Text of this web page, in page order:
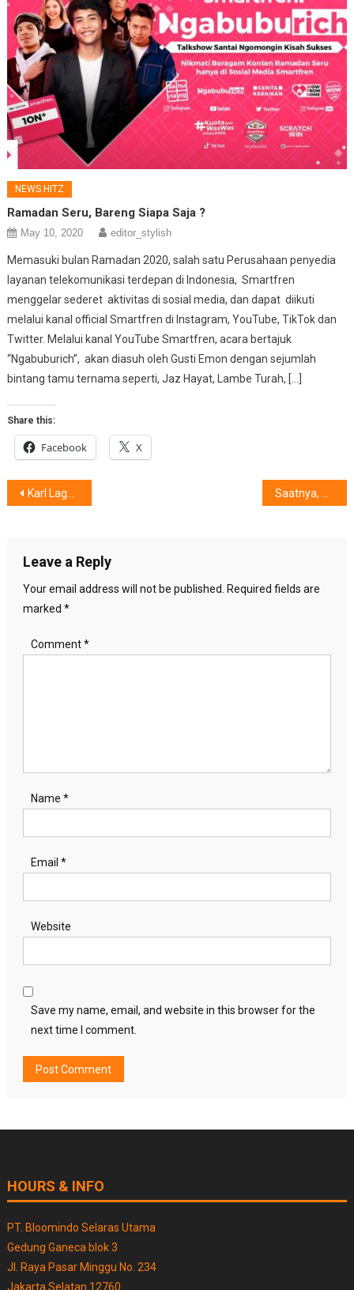
NEWS HITZ
Ramadan Seru, Bareng Siapa Saja ?
May 10, 2020 editor_stylish
Memasuki bulan Ramadan 2020, salah satu Perusahaan penyedia
layanan telekomunikasi terdepan di Indonesia, Smartfren
menggelar sederet aktivitas di sosial media, dan dapat diikuti
melalui kanal official Smartfren di Instagram, YouTube, TikTok dan
Twitter. Melalui kanal YouTube Smartfren, acara bertajuk
“Ngabuburich”, akan diasuh oleh Gusti Emon dengan sejumlah
bintang tamu ternama seperti, Jaz Hayat, Lambe Turah, […]
Share this:
Facebook X
Post
Karl Lagerfeld, Aroma Mendebarkan & Lambang Kemewahan
Leave a Reply
Your email address will not be published.
Required fields are
marked *
Comment*
Name *
Email *
Website
Save my name, email, and website in this browser for the
next time I comment.
HOURS & INFO
PT. Bloomindo Selaras Utama
Gedung Ganeca blok 3
Jl. Raya Pasar Minggu No. 234
Jakarta Selatan 12760